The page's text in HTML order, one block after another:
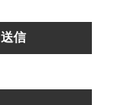
送信